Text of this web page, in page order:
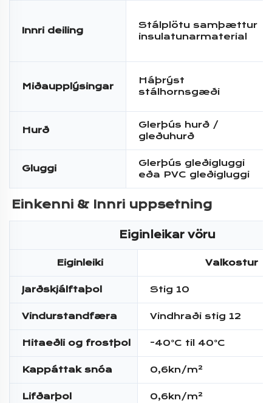
Innri deiling
Stálplötu samþættur
insulatunarmaterial
Miðaupplýsingar
Háþrýst
stálhornsgæði
Hurð
Glerþús hurð /
gleðuhurð
Gluggi
Glerþús gleðigluggi
eða PVC gleðigluggi
Einkenni & Innri uppsetning
Eiginleikar vöru
Eiginleiki Valkostur
Jarðskjálftaþol Stig 10
Vindurstandfæra Vindhraði stig 12
Hitaeðli og frostþol -40°C til 40°C
Kappáttak snóa 0,6kn/m²
Lifðarþol 0,6kn/m²